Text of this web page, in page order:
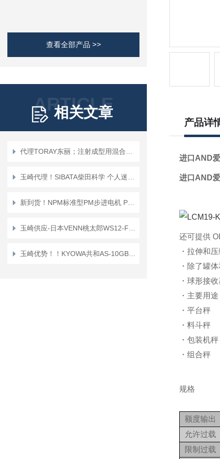
查看全部产品 >>
ARTICLE
相关文章
产品详
进口AND
进口AND
还可提供
・拉伸和
・除了罐
・球形接
・主要用途
・平台秤
・料斗秤
・包装机秤
・组合秤
规格
额度输出
允许过载
限制过载